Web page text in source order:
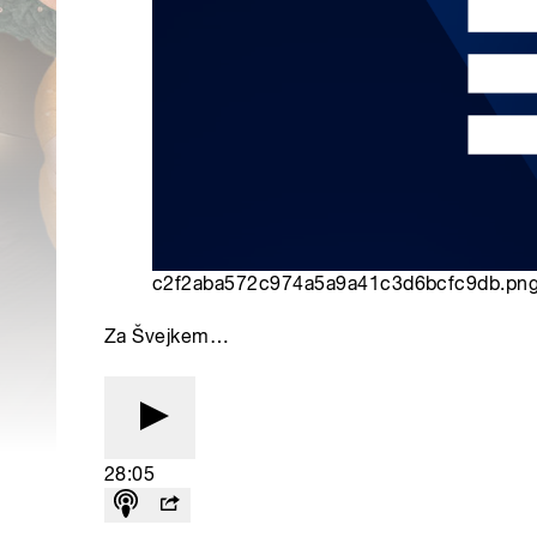
Za Švejkem…
28:05